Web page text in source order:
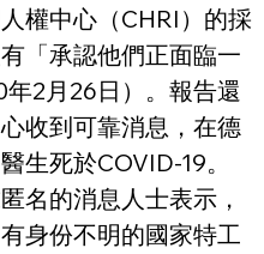
權中心（CHRI）的採
「承認他們正面臨一
2月26日）。報告還
收到可靠消息，在德
生死於COVID-19。
名的消息人士表示，
身份不明的國家特工